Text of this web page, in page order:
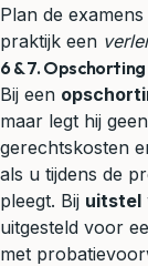
Plan de
praktijk een
6 & 7.
Bij een
maar legt hij
gerechtskosten
als u tijdens de
pleegt. Bij uitstel
uitgesteld voor
met